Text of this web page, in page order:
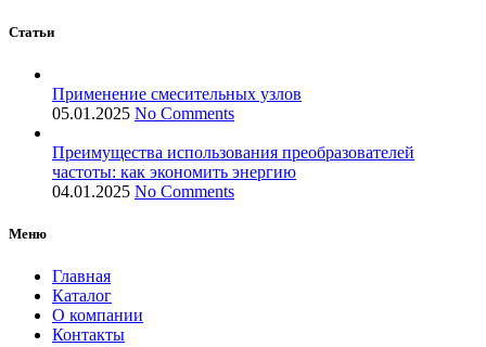
Статьи
Применение смесительных узлов
05.01.2025 No Comments
Преимущества использования преобразователей
частоты: как экономить энергию
04.01.2025 No Comments
Меню
Главная
Каталог
О компании
Контакты